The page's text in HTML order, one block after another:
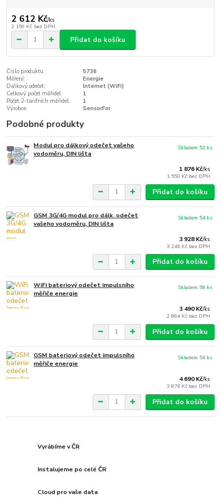
2 612 Kč/ks
2 159 Kč bez DPH
Přidat do košíku
Číslo produktu:
5736
Měření:
Energie
Dálkový odečet:
Internet (WiFi)
Celkový počet měřidel:
1
Počet 2-tarifních měřidel:
1
Výrobce:
SensorFor
Podobné produkty
Modul pro dálkový odečet vašeho
vodoměru, DIN lišta
1 876 Kč/ks
1 550 Kč bez DPH
Skladem 52 ks
Přidat do košíku
GSM 3G/4G modul pro dálk. odečet
vašeho vodoměru, DIN lišta
3 928 Kč/ks
3 246 Kč bez DPH
Skladem 54 ks
Přidat do košíku
WiFi bateriový odečet impulsního
měřiče energie
3 490 Kč/ks
2 884 Kč bez DPH
Skladem 58 ks
Přidat do košíku
GSM bateriový odečet impulsního
měřiče energie
4 690 Kč/ks
3 876 Kč bez DPH
Skladem 56 ks
Přidat do košíku
Vyrábíme v ČR
Instalujeme po celé ČR
Cloud pro vaše data